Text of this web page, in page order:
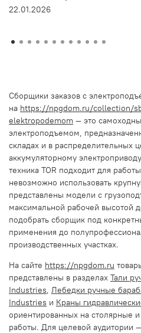
22.01.2026
Сборщики заказов с
на https://npgdom.ru/collection/
elektropodemom — это
электроподъемом,
складах и в распределительных
аккумуляторному
техника TOR подходит для
невозможно использовать
представлены модели с
максимальной рабочей высотой
подобрать сборщик под
применения до
производственных участках.
На сайте https://npgdom.ru
представлены в разделах Тали
Industries, Лебедки ручные
Industries и Краны
ориентированных на столярные
работы. Для целевой аудитории